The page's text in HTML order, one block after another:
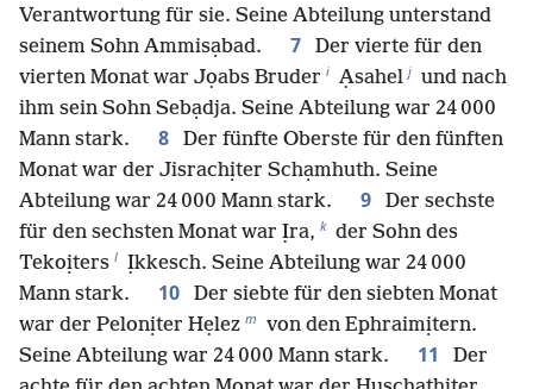
Verantwortung für sie. Seine Abteilung unterstand
seinem Sohn Ammisạbad.
7
Der vierte für den
vierten Monat war Jọabs Bruder i Ạsahel j und nach
ihm sein Sohn Sebạdja. Seine Abteilung war 24 000
Mann stark.
8
Der fünfte Oberste für den fünften
Monat war der Jisrachịter Schạmhuth. Seine
Abteilung war 24 000 Mann stark.
9
Der sechste
für den sechsten Monat war Ịra, k der Sohn des
Tekoịters l Ịkkesch. Seine Abteilung war 24 000
Mann stark.
10
Der siebte für den siebten Monat
war der Pelonịter Hẹlez m von den Ephraimịtern.
Seine Abteilung war 24 000 Mann stark.
11
Der